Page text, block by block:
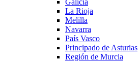
La Rioja
Melilla
Navarra
País Vasco
Principado de Asturias
Región de Murcia